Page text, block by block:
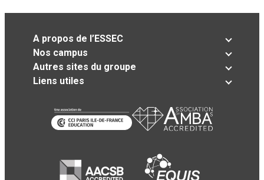
A propos de l’ESSEC
Nos campus
Autres sites du groupe
Liens utiles